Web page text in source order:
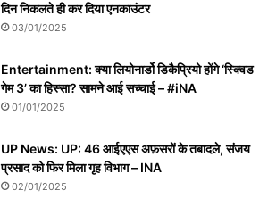
दिन निकलते ही कर दिया एनकाउंटर
03/01/2025
Entertainment: क्या लियोनार्डो डिकैप्रियो होंगे ‘स्क्विड
गेम 3’ का हिस्सा? सामने आई सच्चाई – #iNA
01/01/2025
UP News: UP: 46 आईएएस अफ़सरों के तबादले, संजय
प्रसाद को फिर मिला गृह विभाग – INA
02/01/2025